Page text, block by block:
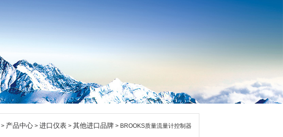
> 产品中心 > 进口仪表 > 其他进口品牌 > BROOKS质量流量计控制器